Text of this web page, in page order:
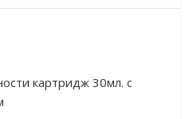
картридж 30мл. с